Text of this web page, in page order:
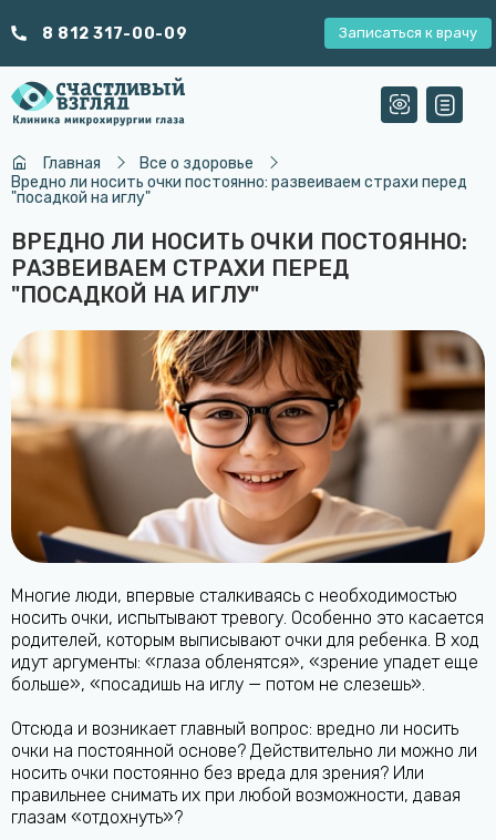
8 812 317-00-09 Записаться к врачу
Главная
Все о здоровье
Вредно ли носить очки постоянно: развеиваем страхи перед
"посадкой на иглу"
ВРЕДНО ЛИ НОСИТЬ ОЧКИ ПОСТОЯННО:
РАЗВЕИВАЕМ СТРАХИ ПЕРЕД
"ПОСАДКОЙ НА ИГЛУ"
Многие люди, впервые сталкиваясь с необходимостью
носить очки, испытывают тревогу. Особенно это касается
родителей, которым выписывают очки для ребенка. В ход
идут аргументы: «глаза обленятся», «зрение упадет еще
больше», «посадишь на иглу — потом не слезешь».
Отсюда и возникает главный вопрос: вредно ли носить
очки на постоянной основе? Действительно ли можно ли
носить очки постоянно без вреда для зрения? Или
правильнее снимать их при любой возможности, давая
глазам «отдохнуть»?